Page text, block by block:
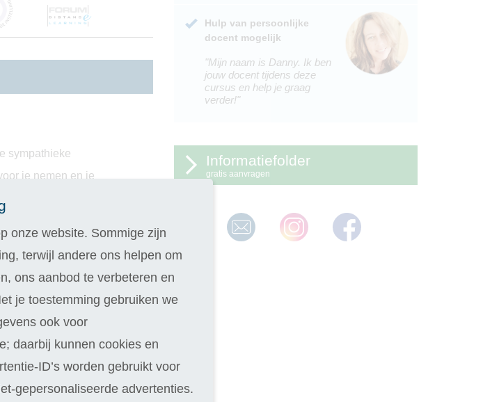
sympathieke
je nemen en je
en ervaar de
opleiding
Hulp van persoonlijke
docent mogelijk
"Mijn naam is Danny. Ik ben
jouw docent tijdens deze
cursus en help je graag
verder!"
Informatiefolder
gratis aanvragen
onze website. Sommige zijn
terwijl andere ons helpen om
ons aanbod te verbeteren en
je toestemming gebruiken we
ook voor
daarbij kunnen cookies en
ID’s worden gebruikt voor
gepersonaliseerde advertenties.